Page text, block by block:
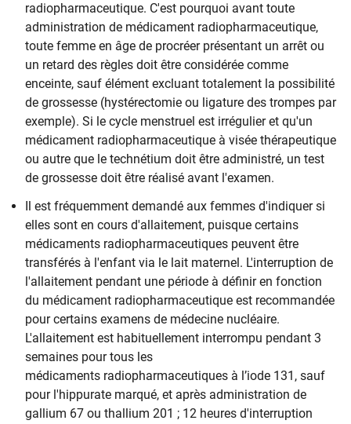
radiopharmaceutique. C'est pourquoi avant toute
administration de médicament radiopharmaceutique,
toute femme en âge de procréer présentant un arrêt ou
un retard des règles doit être considérée comme
enceinte, sauf élément excluant totalement la possibilité
de grossesse (hystérectomie ou ligature des trompes par
exemple). Si le cycle menstruel est irrégulier et qu'un
médicament radiopharmaceutique à visée thérapeutique
ou autre que le technétium doit être administré, un test
de grossesse doit être réalisé avant l'examen.
Il est fréquemment demandé aux femmes d'indiquer si
elles sont en cours d'allaitement, puisque certains
médicaments radiopharmaceutiques peuvent être
transférés à l'enfant via le lait maternel. L'interruption de
l'allaitement pendant une période à définir en fonction
du médicament radiopharmaceutique est recommandée
pour certains examens de médecine nucléaire.
L'allaitement est habituellement interrompu pendant 3
semaines pour tous les
médicaments radiopharmaceutiques à l’iode 131, sauf
pour l'hippurate marqué, et après administration de
gallium 67 ou thallium 201 ; 12 heures d'interruption